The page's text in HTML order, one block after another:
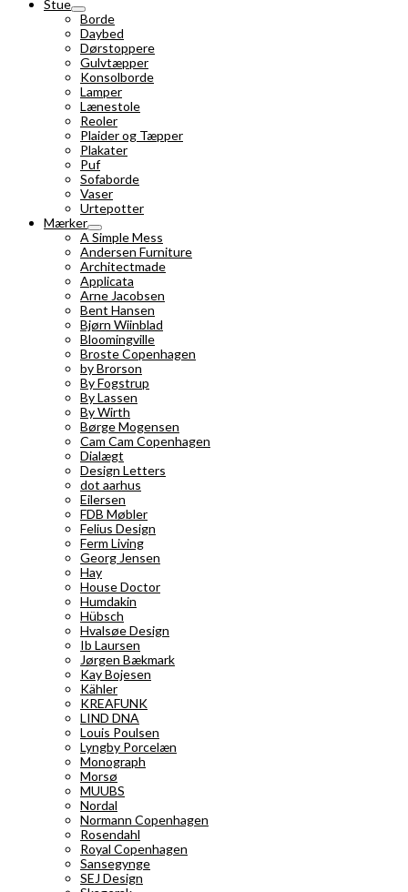
Stue
Borde
Daybed
Dørstoppere
Gulvtæpper
Konsolborde
Lamper
Lænestole
Reoler
Plaider og Tæpper
Plakater
Puf
Sofaborde
Vaser
Urtepotter
Mærker
A Simple Mess
Andersen Furniture
Architectmade
Applicata
Arne Jacobsen
Bent Hansen
Bjørn Wiinblad
Bloomingville
Broste Copenhagen
by Brorson
By Fogstrup
By Lassen
By Wirth
Børge Mogensen
Cam Cam Copenhagen
Dialægt
Design Letters
dot aarhus
Eilersen
FDB Møbler
Felius Design
Ferm Living
Georg Jensen
Hay
House Doctor
Humdakin
Hübsch
Hvalsøe Design
Ib Laursen
Jørgen Bækmark
Kay Bojesen
Kähler
KREAFUNK
LIND DNA
Louis Poulsen
Lyngby Porcelæn
Monograph
Morsø
MUUBS
Nordal
Normann Copenhagen
Rosendahl
Royal Copenhagen
Sansegynge
SEJ Design